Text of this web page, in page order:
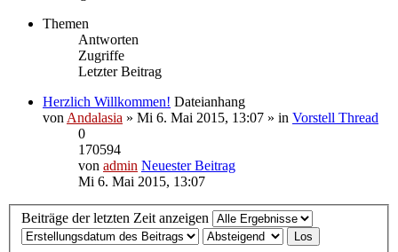
Themen
Antworten
Zugriffe
Letzter Beitrag
Herzlich Willkommen! Dateianhang
von Andalasia » Mi 6. Mai 2015, 13:07 » in Vorstell Thread
0
170594
von admin Neuester Beitrag
Mi 6. Mai 2015, 13:07
Beiträge der letzten Zeit anzeigen